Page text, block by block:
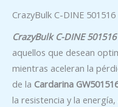
CrazyBulk C-DINE 501516
CrazyBulk C-DINE 501516
aquellos que desean
mientras aceleran la
de la Cardarina
la resistencia y la